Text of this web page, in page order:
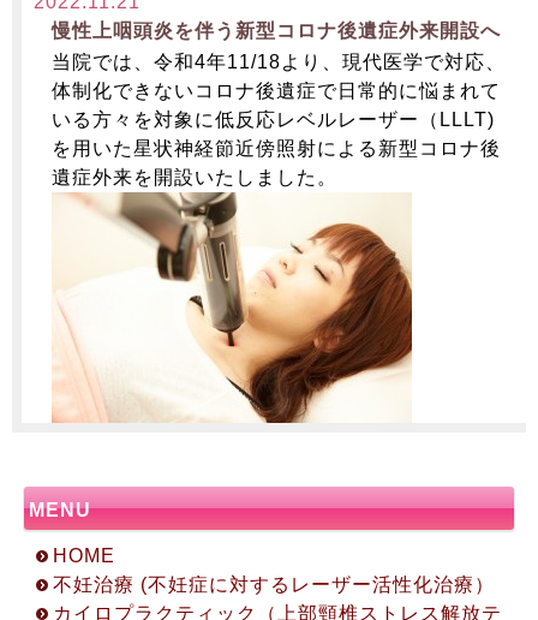
慢性上咽頭炎を伴う新型コロナ後遺症外来開設へ
当院では、令和4年11/18より、現代医学で対応、
体制化できないコロナ後遺症で日常的に悩まれて
いる方々を対象に低反応レベルレーザー（LLLT)
を用いた星状神経節近傍照射による新型コロナ後
遺症外来を開設いたしました。
MENU
HOME
不妊治療 (不妊症に対するレーザー活性化治療）
カイロプラクティック（上部頸椎ストレス解放テ